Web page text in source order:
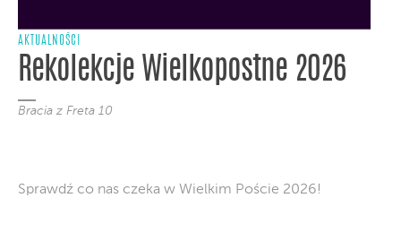
AKTUALNOŚCI
Rekolekcje Wielkopostne 2026
Bracia z Freta 10
Sprawdź co nas czeka w Wielkim Poście 2026!